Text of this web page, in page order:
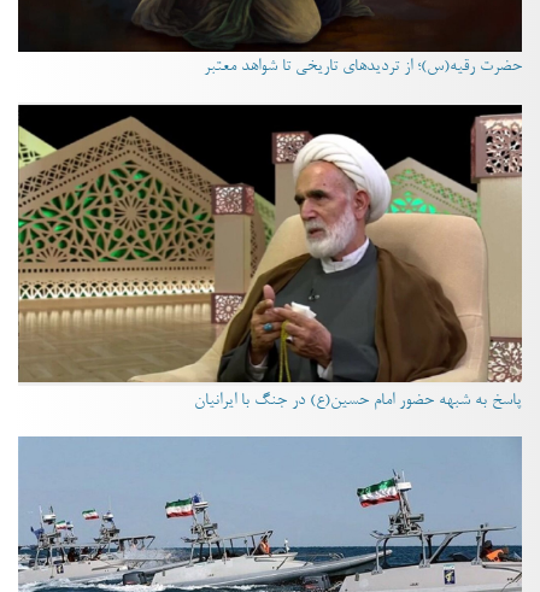
حضرت رقیه(س)؛ از تردیدهای تاریخی تا شواهد معتبر
پاسخ به شبهه حضور امام حسین(ع) در جنگ با ایرانیان